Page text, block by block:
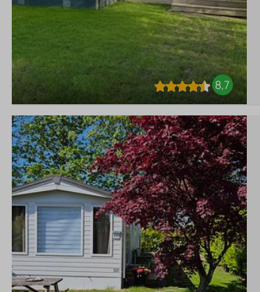
8,7